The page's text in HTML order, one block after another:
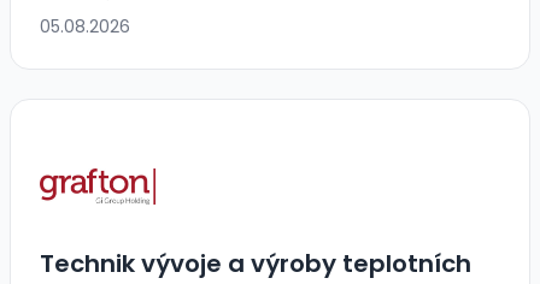
05.08.2026
Technik vývoje a výroby teplotních